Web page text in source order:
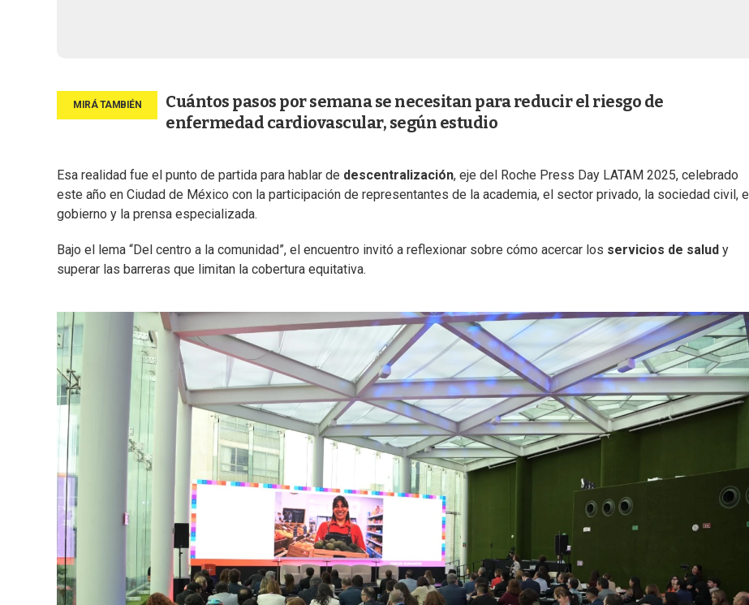
Cuántos pasos por semana se necesitan para reducir el riesgo de
enfermedad cardiovascular, según estudio
Esa realidad fue el punto de partida para hablar de descentralización, eje del Roche Press Day LATAM 2025, celebrado
este año en Ciudad de México con la participación de representantes de la academia, el sector privado, la sociedad civil, el
gobierno y la prensa especializada.
Bajo el lema “Del centro a la comunidad”, el encuentro invitó a reflexionar sobre cómo acercar los servicios de salud y
superar las barreras que limitan la cobertura equitativa.